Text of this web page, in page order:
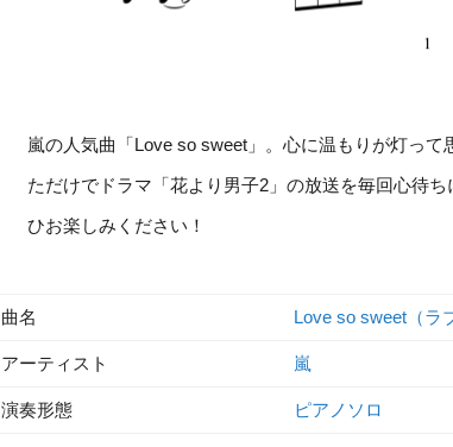
嵐の人気曲「Love so sweet」。心に温もりが灯っ
ただけでドラマ「花より男子2」の放送を毎回心待
ひお楽しみください！
曲名 Love so sweet（ラ
アーティスト 嵐
演奏形態 ピアノソロ